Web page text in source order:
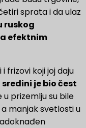
sprata i da ulaz
ruskog
efektnim
frizovi koji joj daju
je bio čest
u prizemlju su bile
manjak svetlosti u